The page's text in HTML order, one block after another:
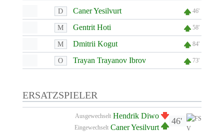
D Caner Yesilvurt 46'
M Gentrit Hoti 58'
M Dmitrii Kogut 84'
O Trayan Trayanov Ibrov 73'
ERSATZSPIELER
46'
Ausgewechselt Hendrik Diwo
Eingewechselt Caner Yesilvurt